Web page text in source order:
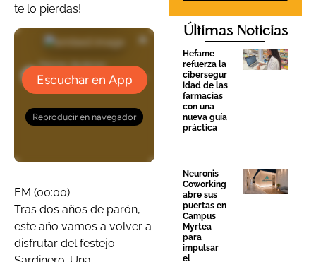
te lo pierdas!
EM (00:00)
Tras dos años de parón,
este año vamos a volver a
disfrutar del festejo
Últimas Noticias
Hefame
refuerza la
cibersegur
idad de las
farmacias
con una
nueva guía
práctica
Neuronis
Coworking
abre sus
puertas en
Campus
Myrtea
para
impulsar
el